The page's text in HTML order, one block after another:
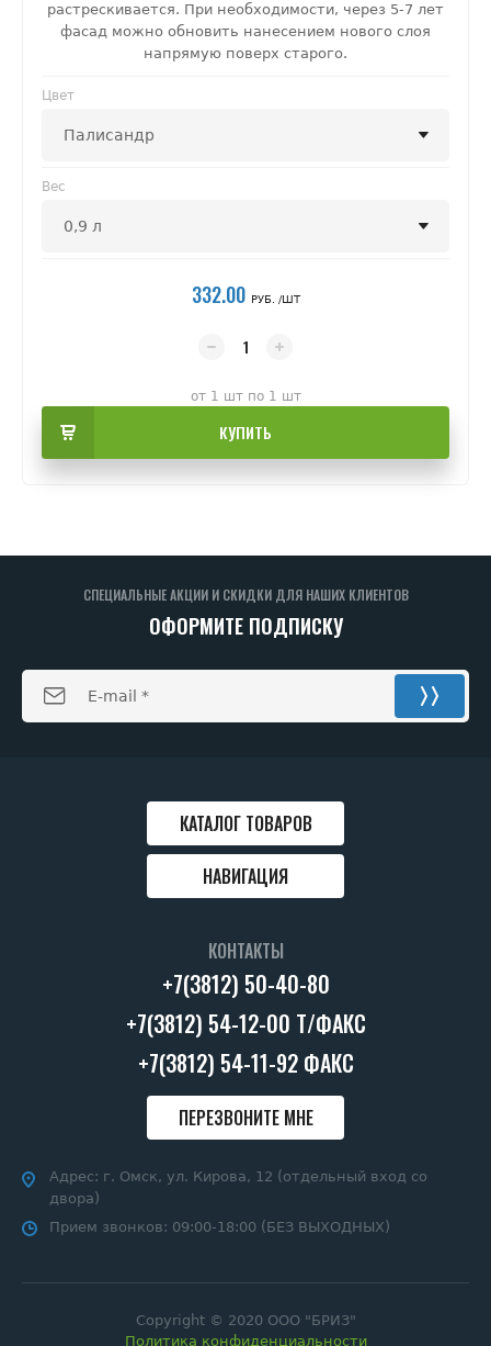
растрескивается. При необходимости, через 5-7 лет
фасад можно обновить нанесением нового слоя
напрямую поверх старого.
Цвет
Вес
332.00 РУБ. /ШТ
от 1 шт по 1 шт
КУПИТЬ
СПЕЦИАЛЬНЫЕ АКЦИИ И СКИДКИ ДЛЯ НАШИХ КЛИЕНТОВ
ОФОРМИТЕ ПОДПИСКУ
КАТАЛОГ ТОВАРОВ
НАВИГАЦИЯ
КОНТАКТЫ
+7(3812) 50-40-80
+7(3812) 54-12-00 Т/ФАКС
+7(3812) 54-11-92 ФАКС
ПЕРЕЗВОНИТЕ МНЕ
Адрес: г. Омск, ул. Кирова, 12 (отдельный вход со
двора)
Прием звонков: 09:00-18:00 (БЕЗ ВЫХОДНЫХ)
Copyright © 2020 ООО "БРИЗ"
Политика конфиденциальности